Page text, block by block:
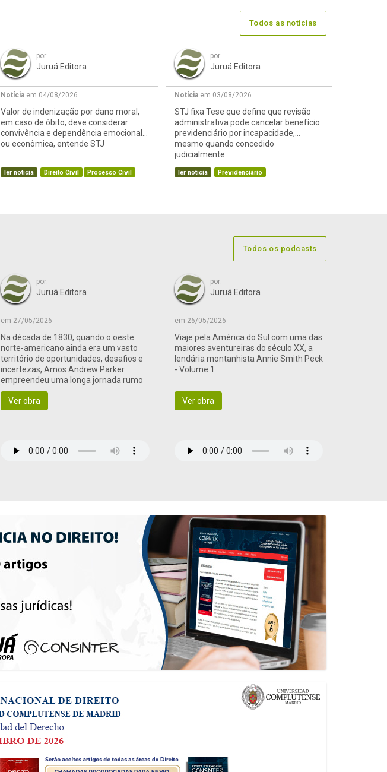
Todos as noticias
por:
Juruá Editora
Notícia em 04/08/2026
Valor de indenização por dano moral,
em caso de óbito, deve considerar
convivência e dependência emocional
ou econômica, entende STJ
ler notícia Direito Civil Processo Civil
por:
Juruá Editora
Notíciaem 03/08/2026
STJ fixa Tese que define que revisão
administrativa pode cancelar benefício
previdenciário por incapacidade,
mesmo quando concedido
judicialmente
ler notícia Previdenciário
Todos os podcasts
por:
Juruá Editora
em 27/05/2026
Na década de 1830, quando o oeste
norte-americano ainda era um vasto
território de oportunidades, desafios e
incertezas, Amos Andrew Parker
empreendeu uma longa jornada rumo
às terras de fronteira
Ver obra
por:
Juruá Editora
em 26/05/2026
Viaje pela América do Sul com uma das
maiores aventureiras do século XX, a
lendária montanhista Annie Smith Peck
- Volume 1
Ver obra